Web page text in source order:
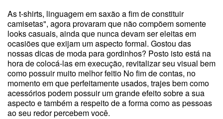
As t-shirts, linguagem em saxão a fim de constituir
camisetas", agora provaram que não compõem somente
looks casuais, ainda que nunca devam ser eleitas em
ocasiões que exijam um aspecto formal. Gostou das
nossas dicas de moda para gordinhos? Posto isto está na
hora de colocá-las em execução, revitalizar seu visual bem
como possuir muito melhor feitio No fim de contas, no
momento em que perfeitamente usados, trajes bem como
acessórios podem possuir um grande efeito sobre a sua
aspecto e também a respeito de a forma como as pessoas
ao seu redor percebem você.